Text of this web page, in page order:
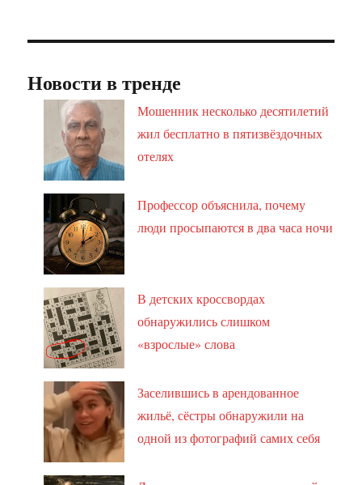
Новости в тренде
Мошенник несколько десятилетий
жил бесплатно в пятизвёздочных
отелях
Профессор объяснила, почему
люди просыпаются в два часа ночи
В детских кроссвордах
обнаружились слишком
«взрослые» слова
Заселившись в арендованное
жильё, сёстры обнаружили на
одной из фотографий самих себя